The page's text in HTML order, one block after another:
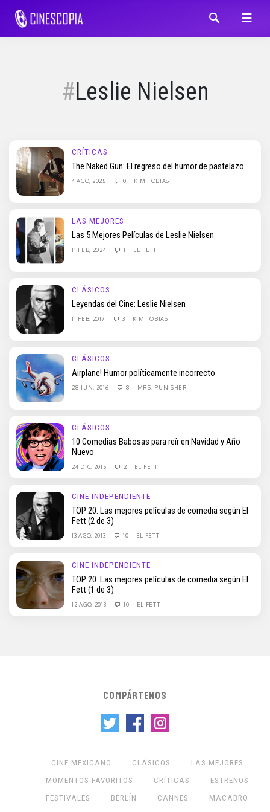
Leslie Nielsen
CRÍTICAS
The Naked Gun: El regreso del humor de pastelazo
4 AGO, 2025 0 KIM TOBIAS
LAS MEJORES
Las 5 Mejores Películas de Leslie Nielsen
11 FEB, 2024 1 EL FETT
CLÁSICOS
Leyendas del Cine: Leslie Nielsen
11 FEB, 2017 3 KIM TOBIAS
CLÁSICOS
Airplane! Humor políticamente incorrecto
28 JUN, 2016 8 MRS. PUNISHER
CLÁSICOS
10 Comedias Babosas para reír en Navidad y Año
Nuevo
24 DIC, 2015 2 EL FETT
CINE INDEPENDIENTE
TOP 20: Las mejores películas de comedia según El
Fett (2 de 3)
13 AGO, 2013 10 EL FETT
CINE INDEPENDIENTE
TOP 20: Las mejores películas de comedia según El
Fett (1 de 3)
12 AGO, 2013 10 EL FETT
COMPÁRTENOS
CINE MEXICANO CLÁSICOS
LAS MEJORES
MOMENTOS FAVORITOS
CRÍTICAS
ESTRENOS
FESTIVALES
BERLÍN CANNES
MACABRO